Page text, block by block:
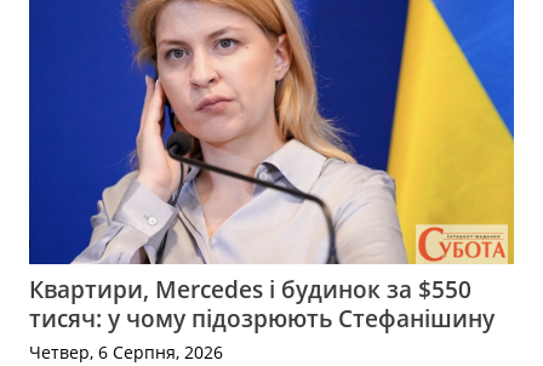
Квартири, Mercedes і будинок за $550
тисяч: у чому підозрюють Стефанішину
Четвер, 6 Серпня, 2026